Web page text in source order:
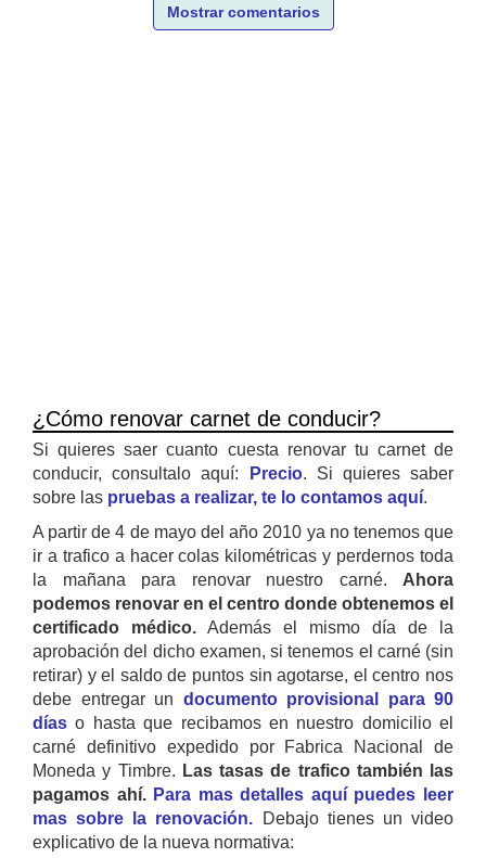
Mostrar comentarios
¿Cómo renovar carnet de conducir?
Si quieres saer cuanto cuesta renovar tu carnet de
conducir, consultalo aquí:
Precio. Si quieres saber
sobre las pruebas a realizar, te lo contamos aquí.
A partir de 4 de mayo del año 2010 ya no tenemos que
ir a trafico a hacer colas kilométricas y perdernos toda
la mañana para renovar nuestro carné. Ahora
podemos renovar en el centro donde obtenemos el
certificado médico. Además el mismo día de la
aprobación del dicho examen, si tenemos el carné (sin
retirar) y el saldo de puntos sin agotarse, el centro nos
debe entregar un documento provisional para 90
días o hasta que recibamos en nuestro domicilio el
carné definitivo expedido por Fabrica Nacional de
Moneda y Timbre. Las tasas de trafico también las
pagamos ahí. Para mas detalles aquí puedes leer
mas sobre la renovación. Debajo tienes un video
explicativo de la nueva normativa: